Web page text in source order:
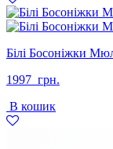
Білі Босоніжки
1997 грн.
В кошик